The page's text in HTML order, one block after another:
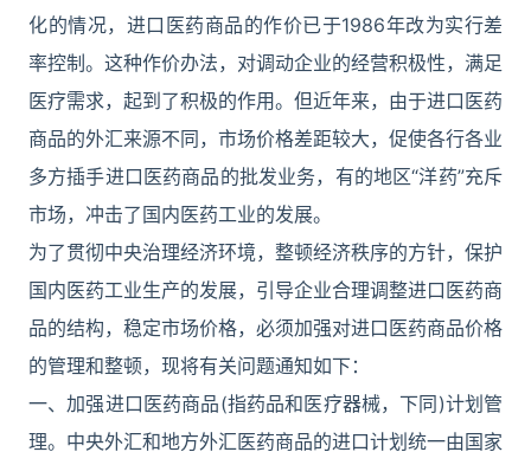
化的情况，进口医药商品的作价已于1986年改为实行差
率控制。这种作价办法，对调动企业的经营积极性，满足
医疗需求，起到了积极的作用。但近年来，由于进口医药
商品的外汇来源不同，市场价格差距较大，促使各行各业
多方插手进口医药商品的批发业务，有的地区“洋药”充斥
市场，冲击了国内医药工业的发展。
为了贯彻中央治理经济环境，整顿经济秩序的方针，保护
国内医药工业生产的发展，引导企业合理调整进口医药商
品的结构，稳定市场价格，必须加强对进口医药商品价格
的管理和整顿，现将有关问题通知如下：
一、加强进口医药商品(指药品和医疗器械，下同)计划管
理。中央外汇和地方外汇医药商品的进口计划统一由国家